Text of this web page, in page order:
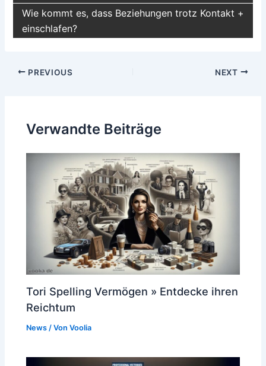
Wie kommt es, dass Beziehungen trotz Kontakt
einschlafen?
Post
PREVIOUS NEXT
Verwandte Beiträge
Tori Spelling Vermögen » Entdecke ihren
Reichtum
News / VonVoolia